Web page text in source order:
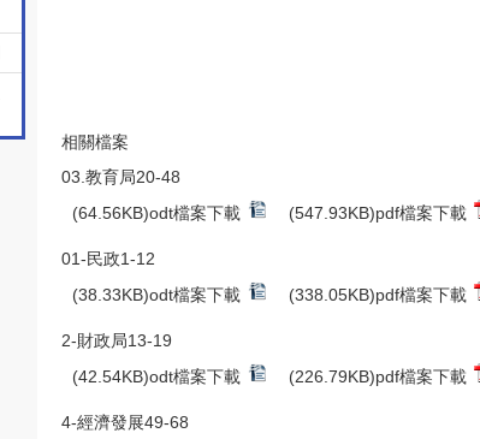
相關檔案
03.教育局20-48
(64.56KB)odt檔案下載
(547.93KB)pdf檔案下載
01-民政1-12
(38.33KB)odt檔案下載
(338.05KB)pdf檔案下載
2-財政局13-19
(42.54KB)odt檔案下載
(226.79KB)pdf檔案下載
4-經濟發展49-68